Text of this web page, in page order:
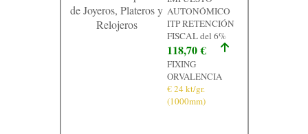
de Joyeros, Plateros y
Relojeros
AUTONÓMICO
ITP RETENCIÓN
FISCAL del 6%
118,70 €
FIXING
ORVALENCIA
€ 24 kt/gr.
(1000mm)